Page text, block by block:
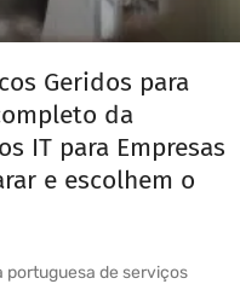
Geridos para
da
IT para Empresas
e escolhem o
portuguesa de serviços